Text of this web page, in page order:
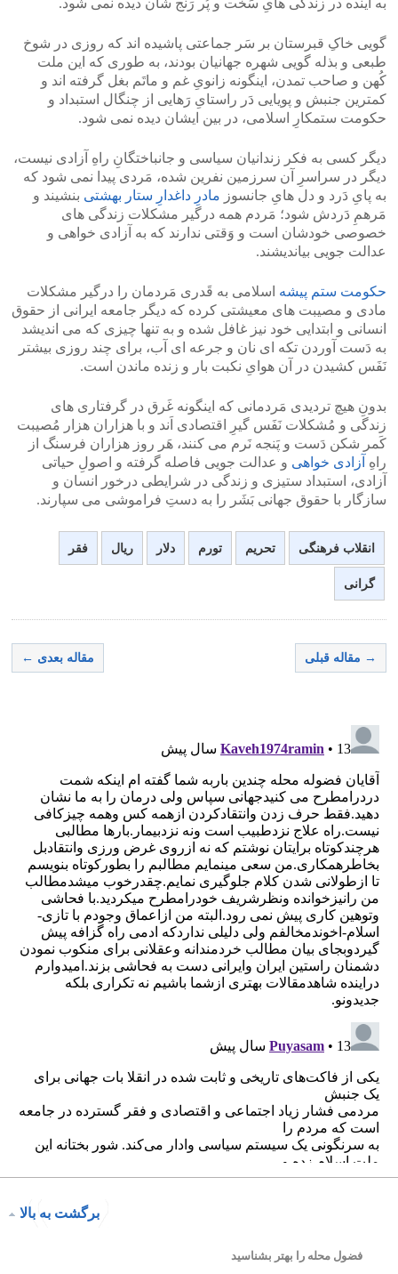
به آینده در زندگی هایِ سَخت و پُر رَنج شان دیده نمی شود.
گویی خاکِ قبرستان بر سَر جماعتی پاشیده اند که روزی در شوخ
طبعی و بذله گویی شهره جهانیان بودند، به طوری که این ملت
کُهن و صاحب تمدن، اینگونه زانویِ غم و ماتَم بغل گرفته اند و
کمترین جنبش و پویایی دَر راستایِ رَهایی از چنگال استبداد و
حکومت ستمکارِ اسلامی، در بین ایشان دیده نمی شود.
دیگر کسی به فکر زندانیان سیاسی و جانباختگانِ راهِ آزادی نیست،
دیگر در سراسرِ آن سرزمین نفرین شده، مَردی پیدا نمی شود که
به پایِ دَرد و دل هایِ جانسوز مادرِ داغدارِ ستار بهشتی بنشیند و
مَرهمِ دَردش شود؛ مَردم همه درگیر مشکلات زندگی های
خصوصی خودشان است و وَقتی ندارند که به آزادی خواهی و
عدالت جویی بیاندیشند.
حکومت ستم پیشه اسلامی به قَدری مَردمان را درگیر مشکلات
مادی و مصیبت های معیشتی کرده که دیگر جامعه ایرانی از حقوق
انسانی و ابتدایی خود نیز غافل شده و به تنها چیزی که می اندیشد
به دَست آوردن تکه ای نان و جرعه ای آب، برای چند روزی بیشتر
نَفَس کشیدن در آن هوایِ نکبت بار و زنده ماندن است.
بدونِ هیچ تردیدی مَردمانی که اینگونه غَرق در گرفتاری های
زندگی و مُشکلات نَفَس گیرِ اقتصادی اَند و با هزاران هزار مُصیبت
کَمر شکن دَست و پَنجه نَرم می کنند، هَر روز هزاران فرسنگ از
راهِ آزادی خواهی و عدالت جویی فاصله گرفته و اصولِ حیاتی
آزادی، استبداد ستیزی و زندگی در شرایطی درخور انسان و
سازگار با حقوق جهانی بَشَر را به دستِ فراموشی می سپارند.
انقلاب فرهنگی تحریم تورم دلار ریال فقر
گرانی
→ مقاله قبلی مقاله بعدی ←
برگشت به بالا
فضول محله را بهتر بشناسید